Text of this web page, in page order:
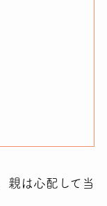
親は心配して当